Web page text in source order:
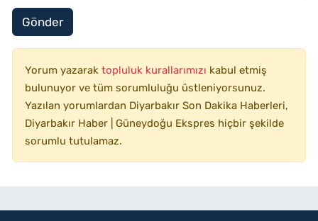
Gönder
Yorum yazarak topluluk kurallarımızı kabul etmiş
bulunuyor ve tüm sorumluluğu üstleniyorsunuz.
Yazılan yorumlardan Diyarbakır Son Dakika Haberleri,
Diyarbakır Haber | Güneydoğu Ekspres hiçbir şekilde
sorumlu tutulamaz.